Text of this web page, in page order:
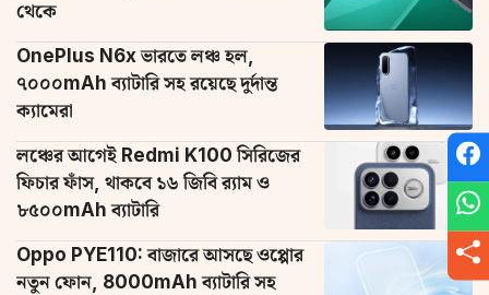
থেকে
OnePlus N6x ভারতে লঞ্চ হল,
৭০০০mAh ব্যাটারি সহ রয়েছে দুর্দান্ত
ক্যামেরা
লঞ্চের আগেই Redmi K100 সিরিজের
ফিচার ফাঁস, থাকবে ১৬ জিবি র‌্যাম ও
৮৫০০mAh ব্যাটারি
Oppo PYE110: বাজারে আসছে ওপ্পোর
নতুন ফোন, 8000mAh ব্যাটারি সহ